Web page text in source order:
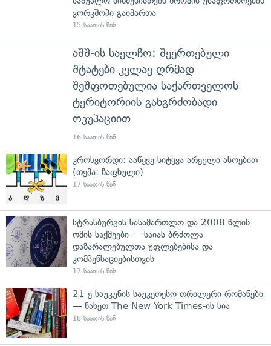
ვორკშოპი გაიმართა
15 საათის წინ
აშშ-ის საელჩო: შეერთებული
შტატები კვლავ ღრმად
შეშფოთებულია საქართველოს
ტერიტორიის განგრძობადი
ოკუპაციით
16 საათის წინ
კროსვორდი: ააწყვე სიტყვა არეული ასოებით
(თემა: ზაფხული)
17 საათის წინ
სტრასბურგის სასამართლო და 2008 წლის
ომის საქმეები — საიას ბრძოლა
დაზარალებულთა უფლებებისა და
კომპენსაციებისთვის
17 საათის წინ
21-ე საუკუნის საუკეთესო თრილერი რომანები
— ნახეთ The New York Times-ის სია
18 საათის წინ